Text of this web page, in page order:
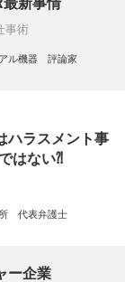
新事情
事術
ル機器 評論家
ラスメント事
はない⁈
所 代表弁護士
ー企業